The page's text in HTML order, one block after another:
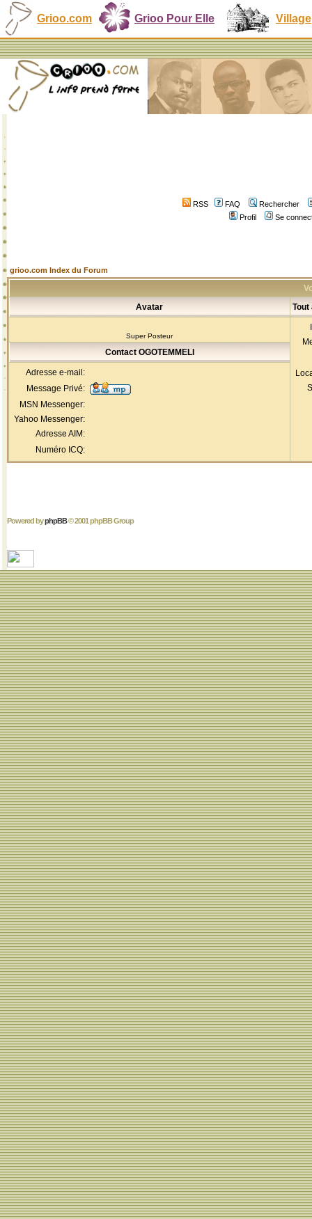
Grioo.com Grioo Pour Elle Village
RSS FAQ
Rechercher
Profil
Se
grioo.com Index du Forum
Avatar
Tout
Super Posteur
Contact OGOTEMMELI
Adresse e-mail:
Message Privé:
MSN Messenger:
Yahoo Messenger:
Adresse AIM:
Numéro ICQ:
Powered byphpBB© 2001 phpBB Group